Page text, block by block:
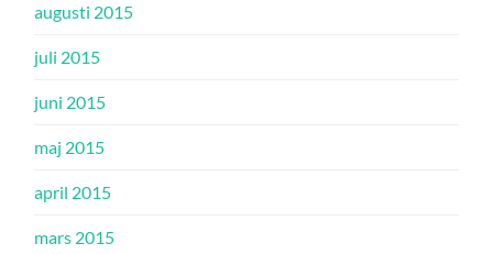
augusti 2015
juli 2015
juni 2015
maj 2015
april 2015
mars 2015